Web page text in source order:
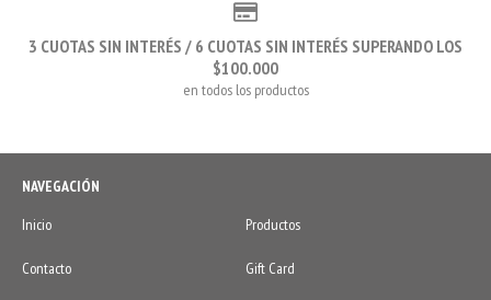
3 CUOTAS SIN INTERÉS / 6 CUOTAS SIN INTERÉS SUPERANDO LOS
$100.000
en todos los productos
NAVEGACIÓN
Inicio
Productos
Contacto Gift Card